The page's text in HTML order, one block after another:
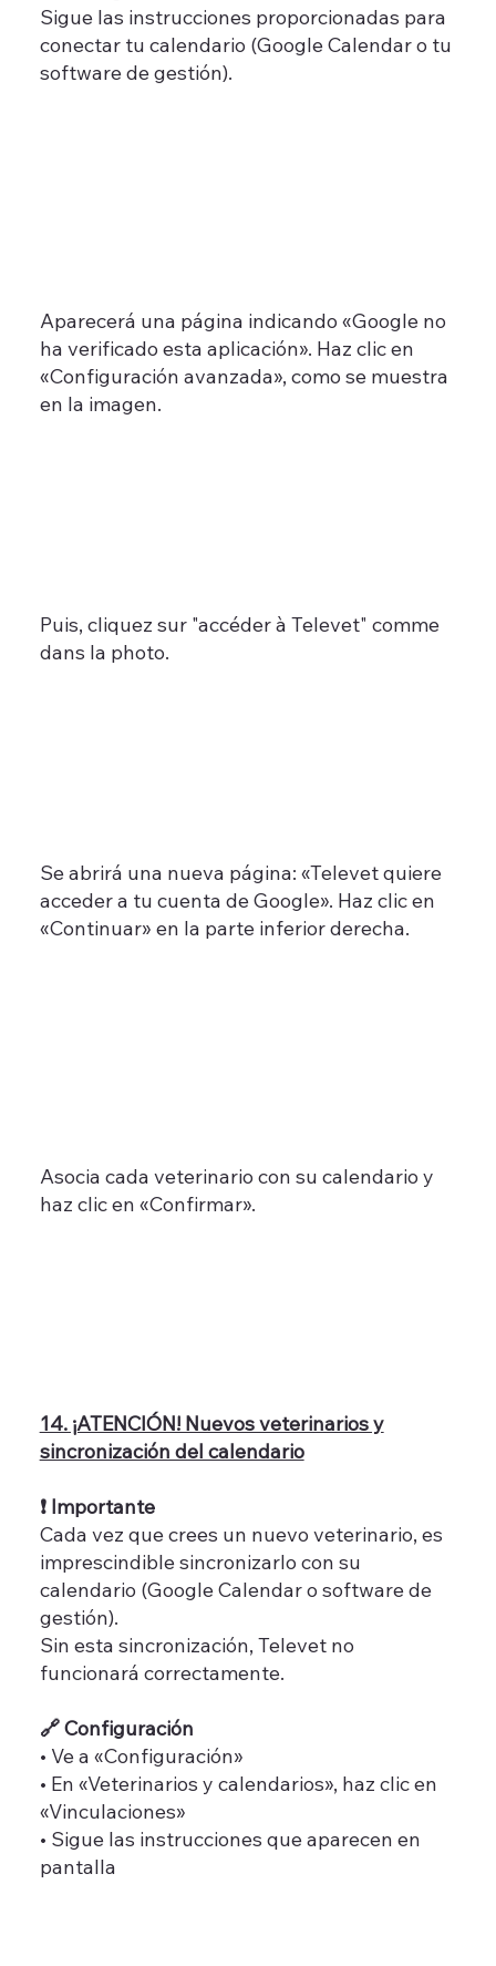
Sigue las instrucciones proporcionadas para
conectar tu calendario (Google Calendar o tu
software de gestión).
Aparecerá una página indicando «Google no
ha verificado esta aplicación». Haz clic en
«Configuración avanzada», como se muestra
en la imagen.
Puis, cliquez sur "accéder à Televet" comme
dans la photo​.
Se abrirá una nueva página: «Televet quiere
acceder a tu cuenta de Google». Haz clic en
«Continuar» en la parte inferior derecha.
Asocia cada veterinario con su calendario y
haz clic en «Confirmar».
14. ¡ATENCIÓN! Nuevos veterinarios y
sincronización del calendario
❗ Importante
Cada vez que crees un nuevo veterinario, es
imprescindible sincronizarlo con su
calendario (Google Calendar o software de
gestión).
Sin esta sincronización, Televet no
funcionará correctamente.
🔗 Configuración
• Ve a «Configuración»
• En «Veterinarios y calendarios», haz clic en
«Vinculaciones»
• Sigue las instrucciones que aparecen en
pantalla